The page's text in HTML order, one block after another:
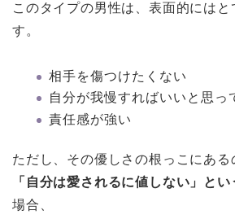
このタイプの男性は、表面的にはと
す。
相手を傷つけたくない
自分が我慢すればいいと思っ
責任感が強い
ただし、その優しさの根っこにある
「自分は愛されるに値しない」と
場合、